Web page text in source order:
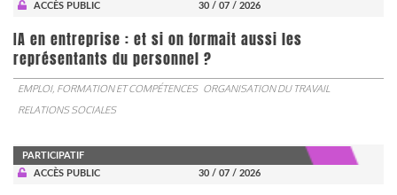
ACCÈS PUBLIC
30 / 07 / 2026
IA en entreprise : et si on formait aussi les
représentants du personnel ?
EMPLOI, FORMATION ET COMPÉTENCES ORGANISATION DU TRAVAIL
RELATIONS SOCIALES
PARTICIPATIF
ACCÈS PUBLIC
30 / 07 / 2026